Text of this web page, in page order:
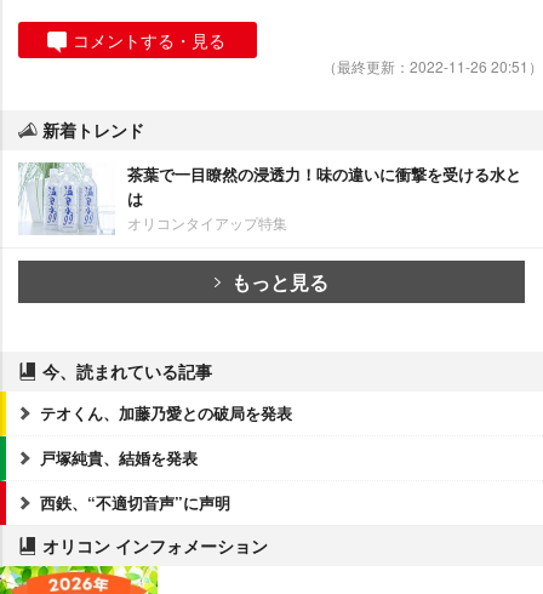
コメントする・見る
（最終更新：2022-11-26 20:51）
新着トレンド
茶葉で一目瞭然の浸透力！味の違いに衝撃を受ける水と
は
オリコンタイアップ特集
もっと見る
今、読まれている記事
テオくん、加藤乃愛との破局を発表
戸塚純貴、結婚を発表
西鉄、“不適切音声”に声明
オリコン インフォメーション